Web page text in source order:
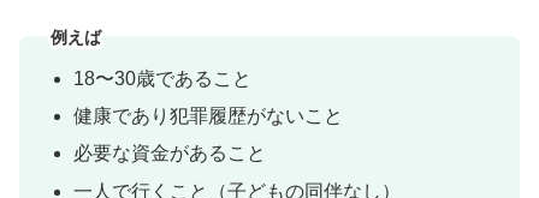
例えば
18〜30歳であること
健康であり犯罪履歴がないこと
必要な資金があること
一人で行くこと（子どもの同伴なし）